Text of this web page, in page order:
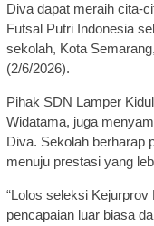
Diva dapat meraih cita-
Futsal Putri Indonesia
sekolah, Kota
(2/6/2026).
Pihak SDN Lamper
Widatama, juga
Diva. Sekolah berharap
menuju prestasi yang
“Lolos seleksi
pencapaian luar biasa